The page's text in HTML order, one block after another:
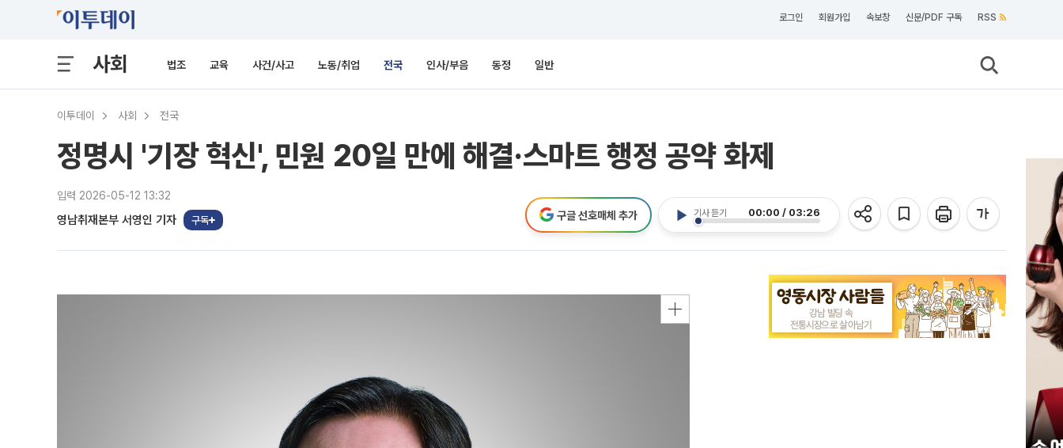
로그인 회원가입 속보창 신문/PDF 구독 RSS
사회 법조 교육 사건/사고 노동/취업 전국 인사/부음 동정 일반
이투데이 사회 전국
정명시 '기장 혁신', 민원 20일 만에 해결·스마트 행정 공약 화제
입력 2026-05-12 13:32
영남취재본부 서영인 기자 구독
기사 듣기 00:00 / 03:26
구글 선호매체 추가